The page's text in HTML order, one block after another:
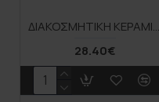
ΔΙΑΚΟΣΜΗΤΙΚΗ ΚΕΡΑΜΙΚΗ ΠΙΑΤΕΛΑ ΓΚΡΙ ΓΡΑΜΜΩΤΟ - 49.6x27x5cm 3/12ΚΙΒ
28.40€